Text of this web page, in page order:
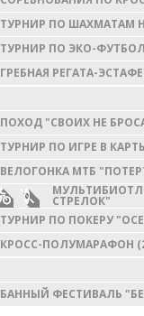
ТУРНИР ПО ШАХМАТАМ
ТУРНИР ПО ЭКО-
ГРЕБНАЯ РЕГАТА-
ПОХОД "СВОИХ НЕ
ТУРНИР ПО ИГРЕ В
ВЕЛОГОНКА МТБ
СТРЕЛОК"
ТУРНИР ПО ПОКЕРУ
КРОСС-ПОЛУМАРАФОН
БАННЫЙ ФЕСТИВАЛЬ